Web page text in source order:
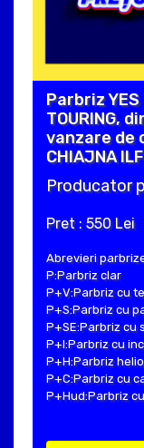
Parbriz YES
TOURING,
vanzare de
CHIAJNA
Producator
Pret : 550 Lei
Abrevieri
P:Parbriz clar
P+V:Parbriz cu
P+S:Parbriz cu
P+SE:Parbriz cu
P+I:Parbriz cu
P+H:Parbriz
P+C:Parbriz cu
P+Hud:Parbriz